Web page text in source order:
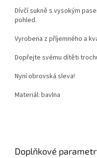
Dívčí sukně s vysokým
pohled.
Vyrobena z příjemného a
Dopřejte svému dítěti
Nyní obrovská sleva!
Materiál: bavlna
Doplňkové